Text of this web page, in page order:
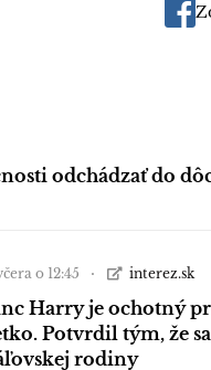
odchádzať do
o 12:45 interez.sk
Harry je ochotný
Potvrdil tým, že
rodiny